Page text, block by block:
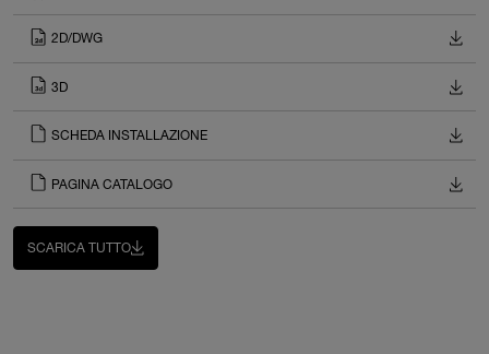
2D/DWG
3D
SCHEDA INSTALLAZIONE
PAGINA CATALOGO
SCARICA TUTTO